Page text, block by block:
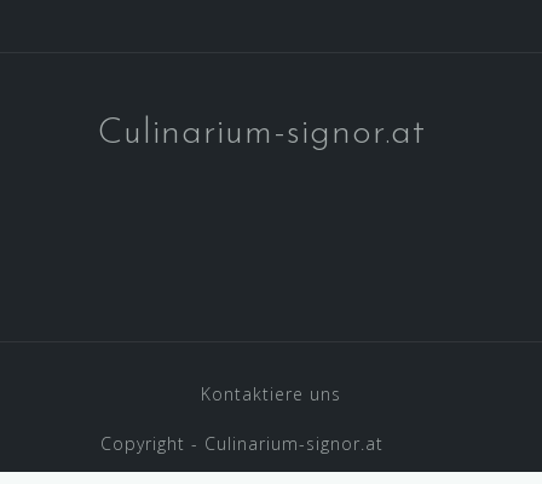
Culinarium-signor.at
Kontaktiere uns